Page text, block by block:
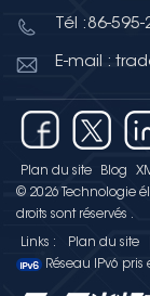
Tél :86-
E-mail :
Plan du site Blog
© 2026 Technologie
droits sont réservés .
Links : Plan du site
Réseau IPv6